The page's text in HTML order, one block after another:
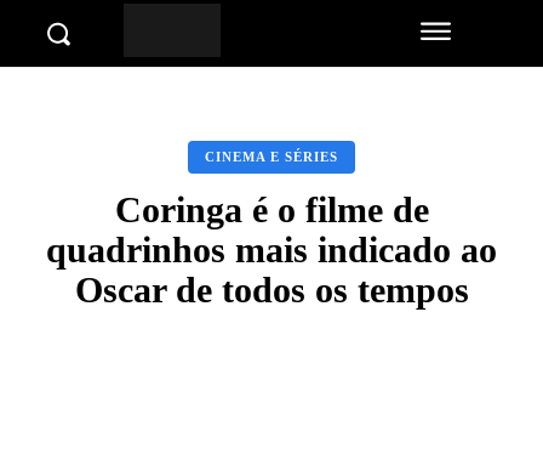
CINEMA E SÉRIES
Coringa é o filme de
quadrinhos mais indicado ao
Oscar de todos os tempos